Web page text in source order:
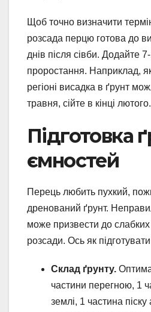
Щоб точно визначити
розсада перцю готова до
днів після сівби. Додайте
проростання. Наприклад,
регіоні висадка в ґрунт
травня, сійте в кінці лютого.
Підготовка
ємностей
Перець любить пухкий,
дренований ґрунт.
може призвести до
розсади. Ось як
Склад ґрунту.
частини перегною, 1
землі, 1 частина піску